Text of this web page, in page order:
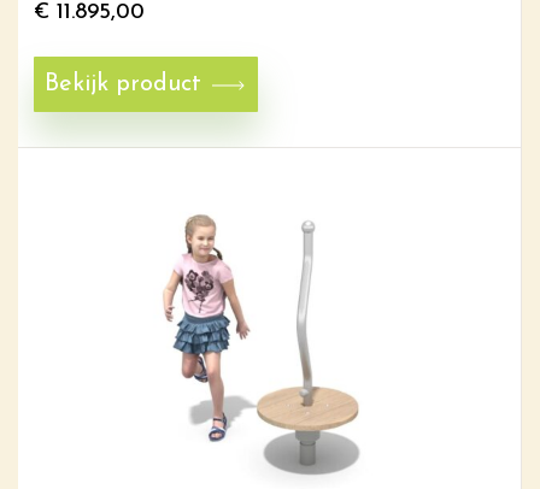
€ 11.895,00
Bekijk product